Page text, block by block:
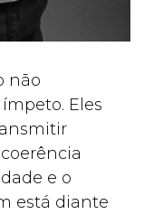
não
Eles
e o
está diante